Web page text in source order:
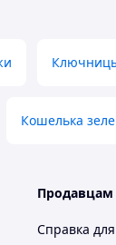
Кошелька
Продавцам
Справка